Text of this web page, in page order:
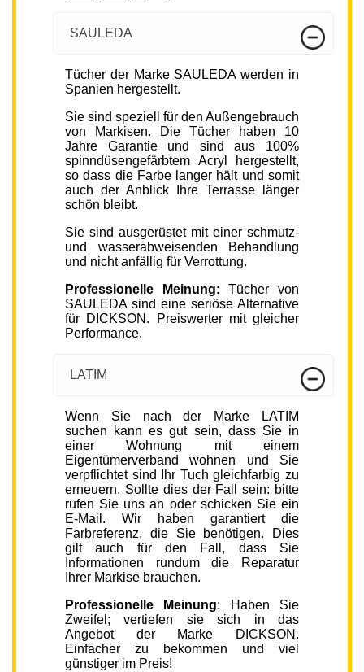
SAULEDA
Tücher der Marke SAULEDA werden in
Spanien hergestellt.
Sie sind speziell für den Außengebrauch
von Markisen. Die Tücher haben 10
Jahre Garantie und sind aus 100%
spinndüsengefärbtem Acryl hergestellt,
so dass die Farbe langer hält und somit
auch der Anblick Ihre Terrasse länger
schön bleibt.
Sie sind ausgerüstet mit einer schmutz-
und wasserabweisenden Behandlung
und nicht anfällig für Verrottung.
Professionelle Meinung: Tücher von
SAULEDA sind eine seriöse Alternative
für DICKSON. Preiswerter mit gleicher
Performance.
LATIM
Wenn Sie nach der Marke LATIM
suchen kann es gut sein, dass Sie in
einer Wohnung mit einem
Eigentümerverband wohnen und Sie
verpflichtet sind Ihr Tuch gleichfarbig zu
erneuern. Sollte dies der Fall sein: bitte
rufen Sie uns an oder schicken Sie ein
E-Mail. Wir haben garantiert die
Farbreferenz, die Sie benötigen. Dies
gilt auch für den Fall, dass Sie
Informationen rundum die Reparatur
Ihrer Markise brauchen.
Professionelle Meinung: Haben Sie
Zweifel; vertiefen sie sich in das
Angebot der Marke DICKSON.
Einfacher zu bekommen und viel
günstiger im Preis!